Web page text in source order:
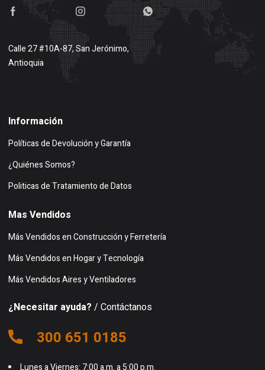
Calle 27 #10A-87, San Jerónimo,
Antioquia
Información
Políticas de Devolución y Garantía
¿Quiénes Somos?
Politicas de Tratamiento de Datos
Mas Vendidos
Más Vendidos en Construcción y Ferretería
Más Vendidos en Hogar y Tecnología
Más Vendidos Aires y Ventiladores
¿Necesitar ayuda? / Contáctanos
300 651 0185
Lunes a Viernes: 7:00 a.m. a 5:00 p.m.